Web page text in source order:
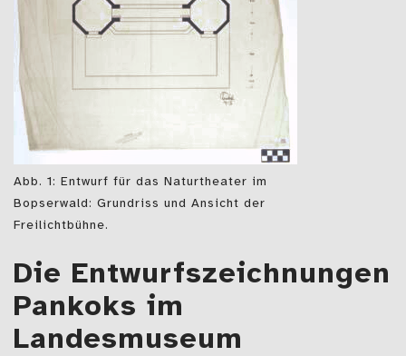
Abb. 1: Entwurf für das Naturtheater im
Bopserwald: Grundriss und Ansicht der
Freilichtbühne.
Die Entwurfszeichnungen
Pankoks im
Landesmuseum